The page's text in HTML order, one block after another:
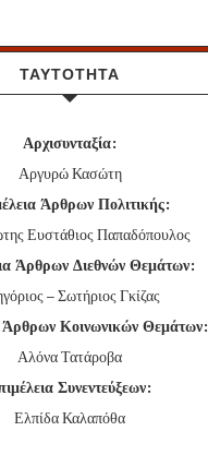
ΤΑΥΤΟΤΗΤΑ
Αρχισυνταξία:
Αργυρώ Κασώτη
Άρθρων Πολιτικής:
Ευστάθιος Παπαδόπουλος
Άρθρων Διεθνών Θεμάτων:
– Σωτήριος Γκίζας
Άρθρων Κοινωνικών Θεμάτων:
Αλόνα Τατάροβα
Συνεντεύξεων:
Ελπίδα Καλαπόθα